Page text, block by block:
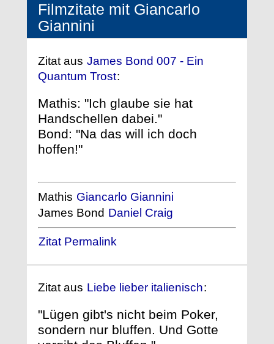
Filmzitate mit Giancarlo
Giannini
Zitat aus James Bond 007 - Ein
Quantum Trost:
Mathis: "Ich glaube sie hat
Handschellen dabei."
Bond: "Na das will ich doch
hoffen!"
Mathis Giancarlo Giannini
James Bond Daniel Craig
Zitat Permalink
Zitat aus Liebe lieber italienisch:
"Lügen gibt's nicht beim Poker,
sondern nur bluffen. Und Gotte